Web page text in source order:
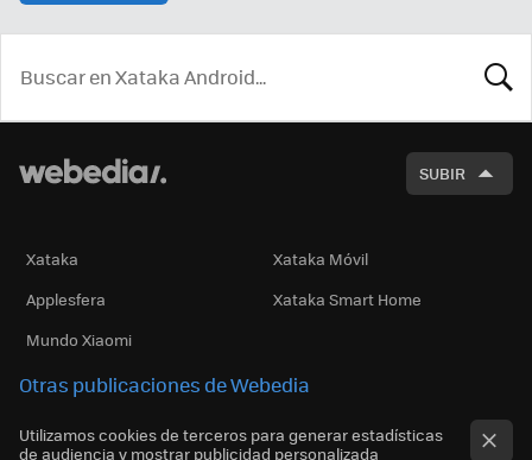
SUBIR
Xataka
Xataka Móvil
Applesfera
Xataka Smart Home
Mundo Xiaomi
Otras publicaciones de Webedia
Utilizamos cookies de terceros para generar estadísticas
de audiencia y mostrar publicidad personalizada